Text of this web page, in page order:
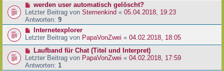
werden user automatisch gelöscht?
Letzter Beitrag von Sternenkind « 05.04.2018, 19:23
Antworten: 9
Internetexplorer
Letzter Beitrag von PapaVonZwei « 04.02.2018, 18:05
Laufband für Chat (Titel und Interpret)
Letzter Beitrag von PapaVonZwei « 04.02.2018, 17:59
Antworten: 1